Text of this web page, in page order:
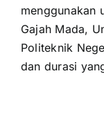
menggunakan
Gajah Mada,
Politeknik
dan durasi